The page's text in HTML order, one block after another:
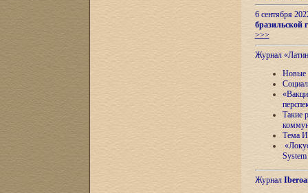
6 сентября
бразильской
>>>
Журнал
Новые
Такие
Тема
Журнал